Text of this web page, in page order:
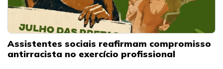
Assistentes sociais reafirmam compromisso
antirracista no exercício profissional